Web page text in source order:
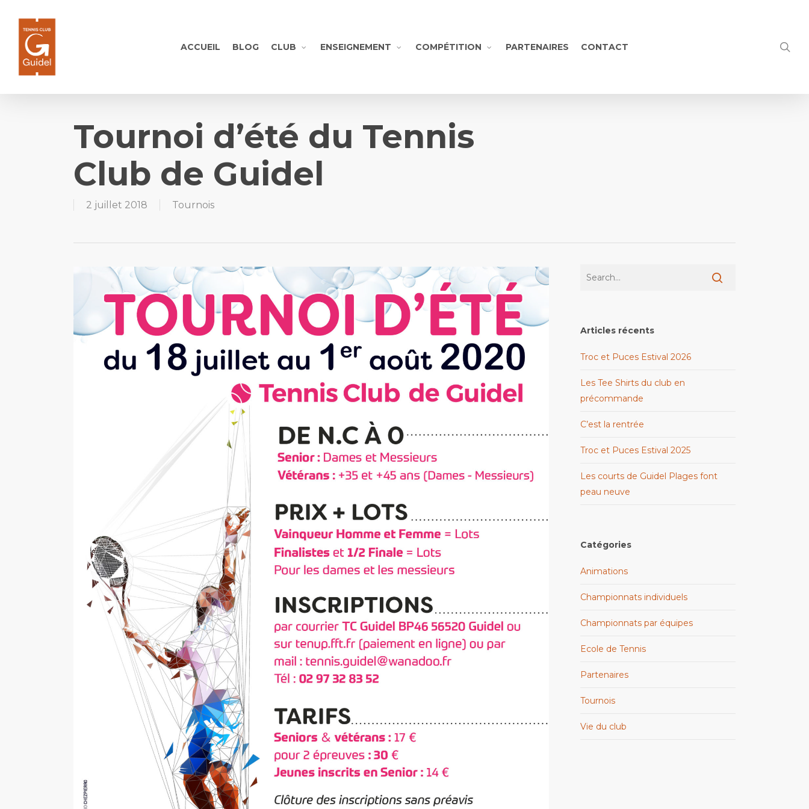
content
ACCUEIL BLOG CLUB ENSEIGNEMENT COMPÉTITION PARTENAIRES CONTACT
Tournoi d’été du Tennis
Club de Guidel
2 juillet 2018 Tournois
Articles récents
Troc et Puces Estival 2026
Les Tee Shirts du club en
précommande
C’est la rentrée
Troc et Puces Estival 2025
Les courts de Guidel Plages font
peau neuve
Catégories
Animations
Championnats individuels
Championnats par équipes
Ecole de Tennis
Partenaires
Tournois
Vie du club